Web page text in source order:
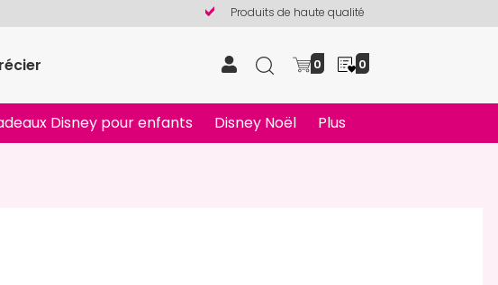
Produits de haute qualité
0 0
Disney pour enfants Disney Noël Plus